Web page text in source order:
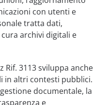
con utenti e
tratta dati,
archivi digitali e
Rif. 3113 sviluppa anche
in altri contesti pubblici.
documentale, la
e